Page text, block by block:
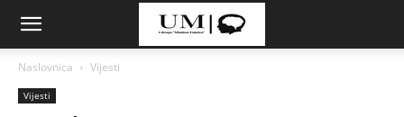
Naslovnica Vijesti
Vijesti